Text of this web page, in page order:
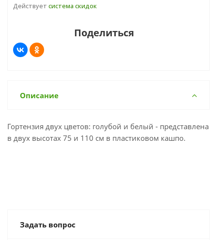
Действует система скидок
Поделиться
Описание
Гортензия двух цветов: голубой и белый - представлена
в двух высотах 75 и 110 см в пластиковом кашпо.
Задать вопрос